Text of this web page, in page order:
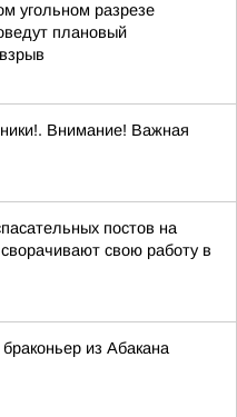
угольном разрезе
плановый
Внимание! Важная
постов на
свою работу в
из Абакана